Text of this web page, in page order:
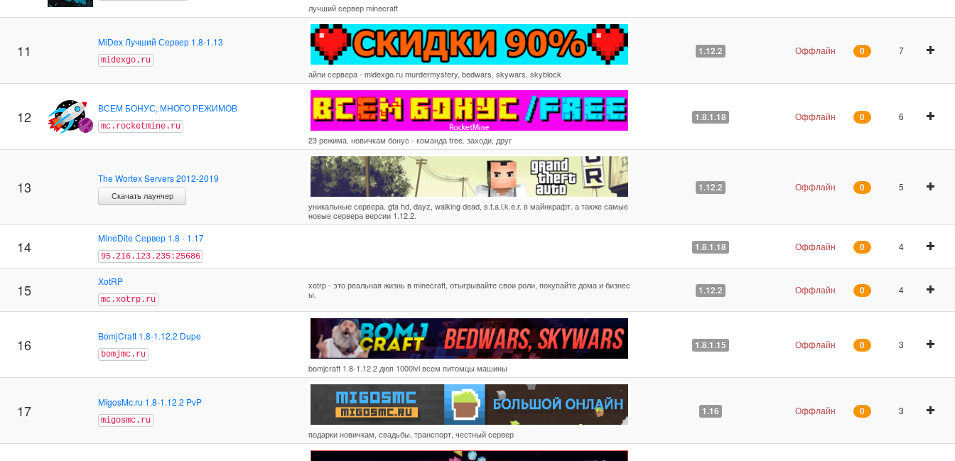
лучший сервер minecraft
11 MiDex Лучший Сервер 1.8-1.13
midexgo.ru
айпи сервера - midexgo.ru murdermystery, bedwars, skywars, skyblock
1.12.2 Оффлайн 0 7
12 ВСЕМ БОНУС, МНОГО РЕЖИМОВ
mc.rocketmine.ru
23 режима. новичкам бонус - команда free. заходи, друг
1.8.1.18 Оффлайн 0 6
13 The Wortex Servers 2012-2019
Скачать лаунчер
уникальные сервера. gta hd, dayz, walking dead, s.t.a.l.k.e.r. в майнкрафт. а также самые
новые сервера версии 1.12.2.
1.12.2 Оффлайн 0 5
14 MineDite Сервер 1.8 - 1.17
95.216.123.235:25686
1.8.1.18 Оффлайн 0 4
15 XotRP
mc.xotrp.ru
xotrp - это реальная жизнь в minecraft, отыгрывайте свои роли, покупайте дома и бизнес
ы.
1.12.2 Оффлайн 0 4
16 BomjCraft 1.8-1.12.2 Dupe
bomjmc.ru
bomjcraft 1.8-1.12.2 дюп 1000lvl всем питомцы машины
1.8.1.15 Оффлайн 0 3
17 MigosMc.ru 1.8-1.12.2 PvP
migosmc.ru
подарки новичкам, свадьбы, транспорт, честный сервер
1.16 Оффлайн 0 3